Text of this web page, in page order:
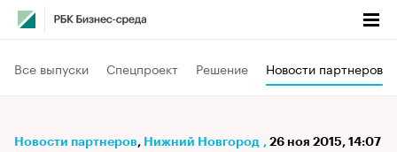
Все выпуски Спецпроект Решение Новости партнеров
Новости партнеров⁠, Нижний Новгород , 26 ноя 2015, 14:07